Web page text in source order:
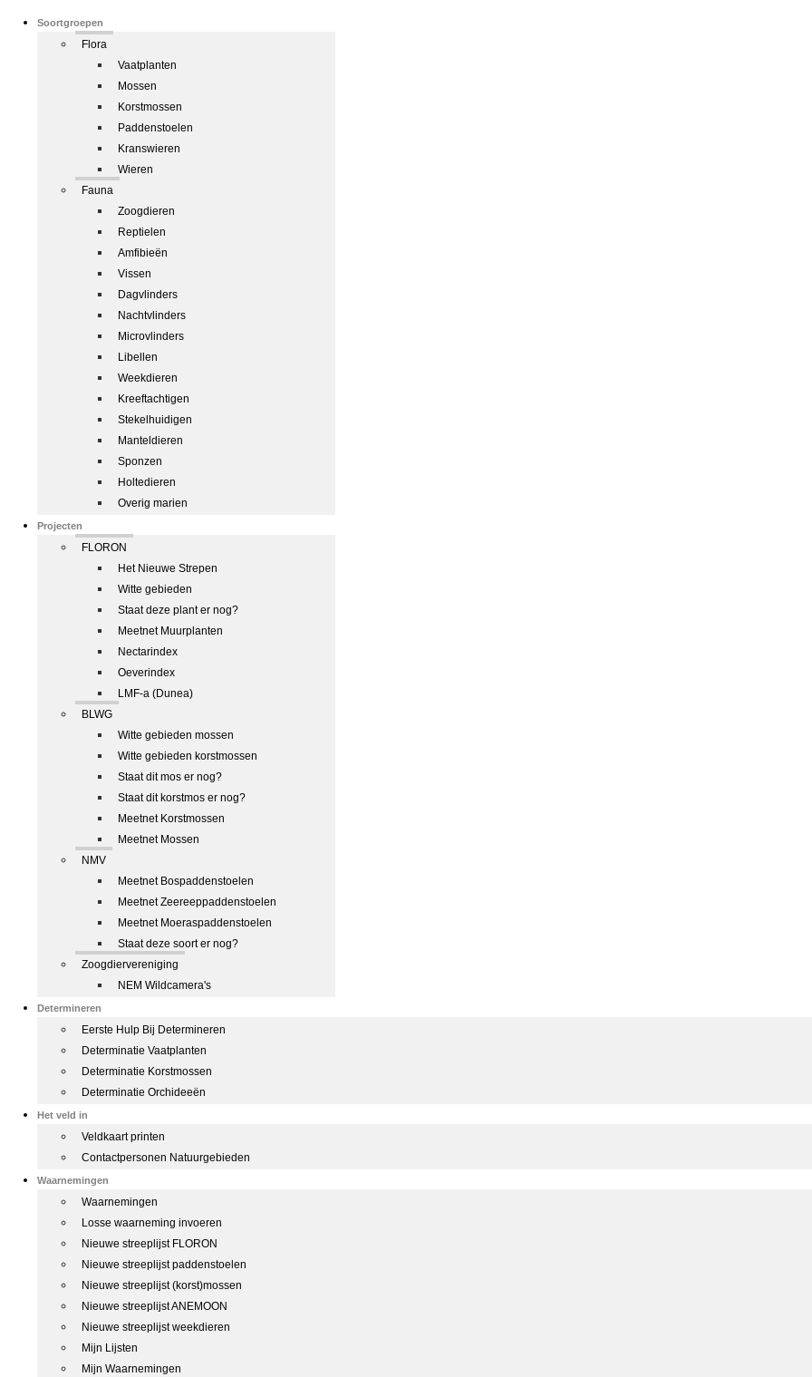
Soortgroepen
Flora
Vaatplanten
Mossen
Korstmossen
Paddenstoelen
Kranswieren
Wieren
Fauna
Zoogdieren
Reptielen
Amfibieën
Vissen
Dagvlinders
Nachtvlinders
Microvlinders
Libellen
Weekdieren
Kreeftachtigen
Stekelhuidigen
Manteldieren
Sponzen
Holtedieren
Overig marien
Projecten
FLORON
Het Nieuwe Strepen
Witte gebieden
Staat deze plant er nog?
Meetnet Muurplanten
Nectarindex
Oeverindex
LMF-a (Dunea)
BLWG
Witte gebieden mossen
Witte gebieden korstmossen
Staat dit mos er nog?
Staat dit korstmos er nog?
Meetnet Korstmossen
Meetnet Mossen
NMV
Meetnet Bospaddenstoelen
Meetnet Zeereeppaddenstoelen
Meetnet Moeraspaddenstoelen
Staat deze soort er nog?
Zoogdiervereniging
NEM Wildcamera's
Determineren
Eerste Hulp Bij Determineren
Determinatie Vaatplanten
Determinatie Korstmossen
Determinatie Orchideeën
Het veld in
Veldkaart printen
Contactpersonen Natuurgebieden
Waarnemingen
Waarnemingen
Losse waarneming invoeren
Nieuwe streeplijst FLORON
Nieuwe streeplijst paddenstoelen
Nieuwe streeplijst (korst)mossen
Nieuwe streeplijst ANEMOON
Nieuwe streeplijst weekdieren
Mijn Lijsten
Mijn Waarnemingen